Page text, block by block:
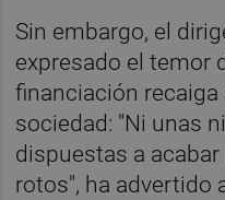
Sin embargo, el
expresado el temor
financiación
sociedad: "Ni unas
dispuestas a
rotos", ha advertido